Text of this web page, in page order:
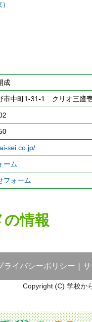
成
市中町1-31-1 クリオ三鷹
sei.co.jp/
ーム
フォーム
情報
ライバシーポリシー
Copyright (C) 学校か